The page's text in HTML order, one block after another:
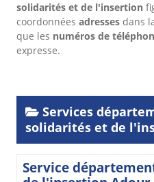
solidarités et de l'insertion
coordonnées adresses dans
que les numéros de
expresse.
Services
solidarités et de
Service